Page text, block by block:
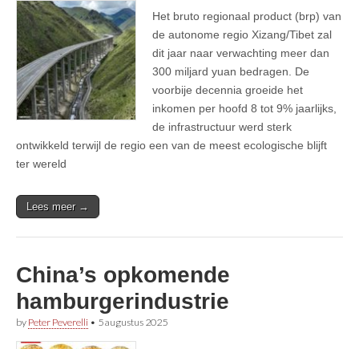
Het bruto regionaal product (brp) van
de autonome regio Xizang/Tibet zal
dit jaar naar verwachting meer dan
300 miljard yuan bedragen. De
voorbije decennia groeide het
inkomen per hoofd 8 tot 9% jaarlijks,
de infrastructuur werd sterk
ontwikkeld terwijl de regio een van de meest ecologische blijft
ter wereld
Lees meer →
China’s opkomende
hamburgerindustrie
by Peter Peverelli • 5 augustus 2025